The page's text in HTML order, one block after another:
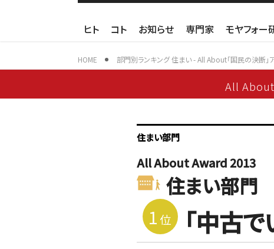
ヒト コト お知らせ 専門家 モヤフォー
HOME 部門別ランキング 住まい - All About「国民の決断」
All
住まい部門
All About Award 2013
住まい部門
1 位 「中古